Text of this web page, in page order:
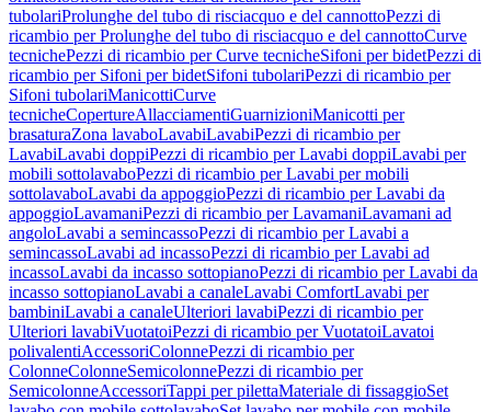
tubolariProlunghe del tubo di risciacquo e del cannottoPezzi di
ricambio per Prolunghe del tubo di risciacquo e del cannottoCurve
tecnichePezzi di ricambio per Curve tecnicheSifoni per bidetPezzi di
ricambio per Sifoni per bidetSifoni tubolariPezzi di ricambio per
Sifoni tubolariManicottiCurve
tecnicheCopertureAllacciamentiGuarnizioniManicotti per
brasaturaZona lavaboLavabiLavabiPezzi di ricambio per
LavabiLavabi doppiPezzi di ricambio per Lavabi doppiLavabi per
mobili sottolavaboPezzi di ricambio per Lavabi per mobili
sottolavaboLavabi da appoggioPezzi di ricambio per Lavabi da
appoggioLavamaniPezzi di ricambio per LavamaniLavamani ad
angoloLavabi a semincassoPezzi di ricambio per Lavabi a
semincassoLavabi ad incassoPezzi di ricambio per Lavabi ad
incassoLavabi da incasso sottopianoPezzi di ricambio per Lavabi da
incasso sottopianoLavabi a canaleLavabi ComfortLavabi per
bambiniLavabi a canaleUlteriori lavabiPezzi di ricambio per
Ulteriori lavabiVuotatoiPezzi di ricambio per VuotatoiLavatoi
polivalentiAccessoriColonnePezzi di ricambio per
ColonneColonneSemicolonnePezzi di ricambio per
SemicolonneAccessoriTappi per pilettaMateriale di fissaggioSet